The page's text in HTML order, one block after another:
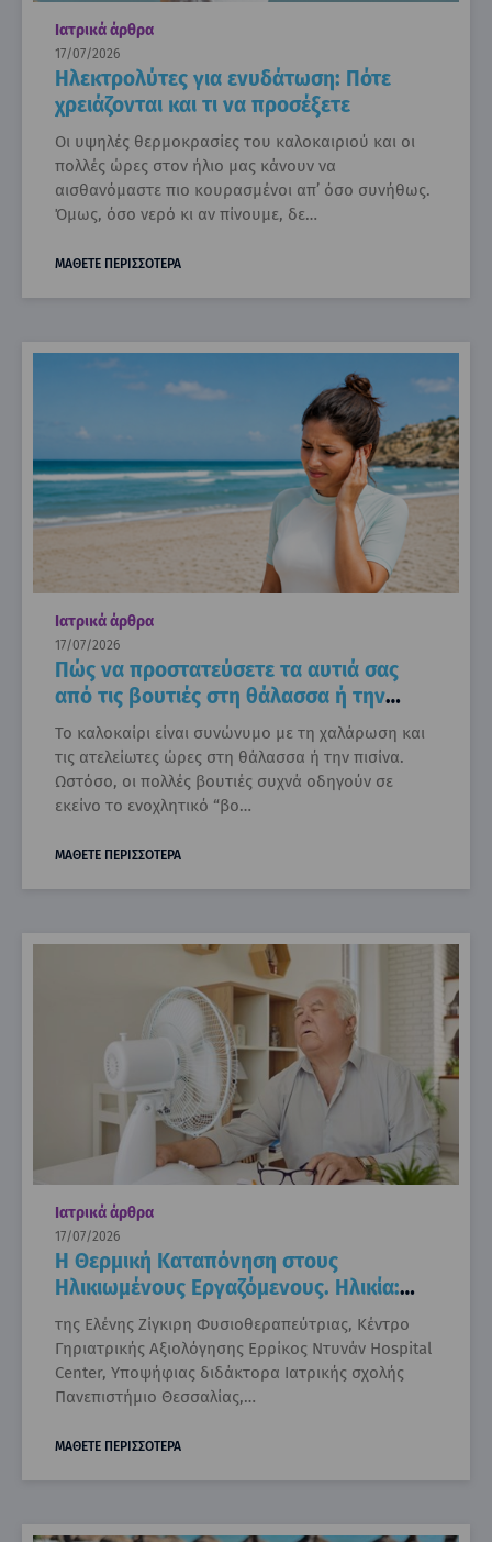
Ιατρικά άρθρα
17/07/2026
Ηλεκτρολύτες για ενυδάτωση: Πότε
χρειάζονται και τι να προσέξετε
Οι υψηλές θερμοκρασίες του καλοκαιριού και οι
πολλές ώρες στον ήλιο μας κάνουν να
αισθανόμαστε πιο κουρασμένοι απ’ όσο συνήθως.
Όμως, όσο νερό κι αν πίνουμε, δε…
ΜΑΘΕΤΕ ΠΕΡΙΣΣΟΤΕΡΑ
Ιατρικά άρθρα
17/07/2026
Πώς να προστατεύσετε τα αυτιά σας
από τις βουτιές στη θάλασσα ή την
πισίνα
Το καλοκαίρι είναι συνώνυμο με τη χαλάρωση και
τις ατελείωτες ώρες στη θάλασσα ή την πισίνα.
Ωστόσο, οι πολλές βουτιές συχνά οδηγούν σε
εκείνο το ενοχλητικό “βο…
ΜΑΘΕΤΕ ΠΕΡΙΣΣΟΤΕΡΑ
Ιατρικά άρθρα
17/07/2026
H Θερμική Καταπόνηση στους
Ηλικιωμένους Εργαζόμενους. Ηλικία:
Θερμικό στρες και ανάγκη για πρόληψη
της Ελένης Ζίγκιρη Φυσιοθεραπεύτριας, Κέντρο
Γηριατρικής Αξιολόγησης Ερρίκος Ντυνάν Hospital
Center, Υποψήφιας διδάκτορα Ιατρικής σχολής
Πανεπιστήμιο Θεσσαλίας,…
ΜΑΘΕΤΕ ΠΕΡΙΣΣΟΤΕΡΑ